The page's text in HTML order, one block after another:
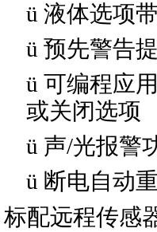
ü 液体选项
ü 预先警告
ü 可编程应
或关闭选项
ü 声/光报警
ü 断电自动
标配远程传感